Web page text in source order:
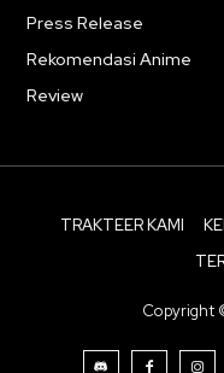
Press Release
Rekomendasi Anime
Review
TRAKTEER KAMI
Copyright